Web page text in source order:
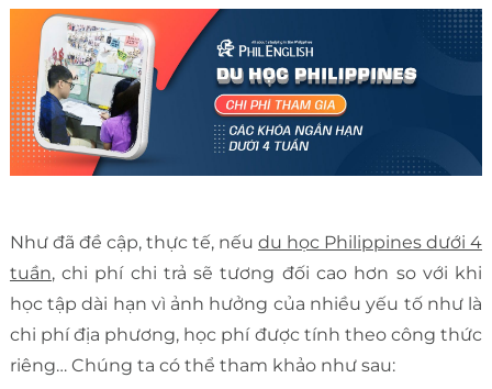
Như đã đề cập, thực tế, nếudu học Philippines dưới 4
tuần, chi phí chi trả sẽ tương đối cao hơn so với khi
học tập dài hạn vì ảnh hưởng của nhiều yếu tố như là
chi phí địa phương, học phí được tính theo công thức
riêng… Chúng ta có thể tham khảo như sau: